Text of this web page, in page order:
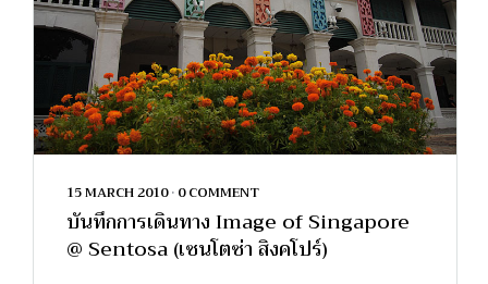
15 MARCH 2010 • 0 COMMENT
บันทึกการเดินทาง Image of Singapore
@ Sentosa (เซนโตซ่า สิงคโปร์)